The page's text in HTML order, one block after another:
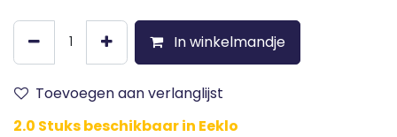
In winkelmandje
Toevoegen aan verlanglijst
2.0 Stuks beschikbaar in Eeklo